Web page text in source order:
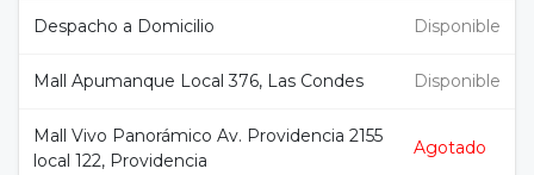
Despacho a Domicilio Disponible
Mall Apumanque Local 376, Las Condes Disponible
Mall Vivo Panorámico Av. Providencia 2155
local 122, Providencia
Agotado